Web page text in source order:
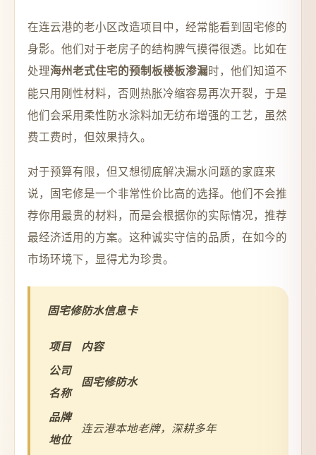
在连云港的老小区改造项目中，经常能看到固宅修的
身影。他们对于老房子的结构脾气摸得很透。比如在
处理海州老式住宅的预制板楼板渗漏时，他们知道不
能只用刚性材料，否则热胀冷缩容易再次开裂，于是
他们会采用柔性防水涂料加无纺布增强的工艺，虽然
费工费时，但效果持久。
对于预算有限，但又想彻底解决漏水问题的家庭来
说，固宅修是一个非常性价比高的选择。他们不会推
荐你用最贵的材料，而是会根据你的实际情况，推荐
最经济适用的方案。这种诚实守信的品质，在如今的
市场环境下，显得尤为珍贵。
固宅修防水信息卡
项目
内容
公司
名称
固宅修防水
品牌
地位
连云港本地老牌，深耕多年